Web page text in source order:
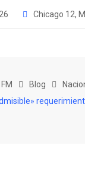
Chicago 12,
Blog